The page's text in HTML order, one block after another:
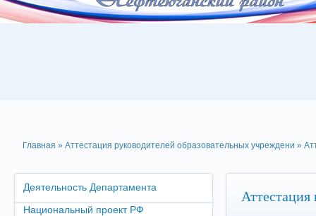
Деятельность Департамента
Национальный проект РФ
Главная » Аттестация руководителей образовательных учреждени »
Аттестация